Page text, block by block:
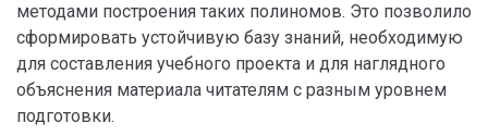
методами построения таких полиномов. Это позволило
сформировать устойчивую базу знаний, необходимую
для составления учебного проекта и для наглядного
объяснения материала читателям с разным уровнем
подготовки.